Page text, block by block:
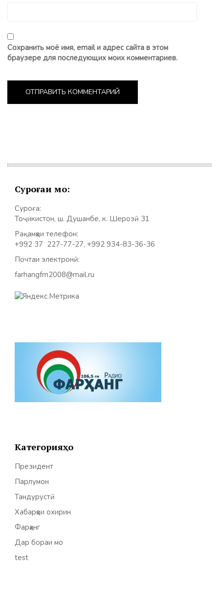
Сохранить моё имя, email и адрес сайта в этом
браузере для последующих моих комментариев.
Суроғаи мо:
Суроға:
Тоҷикистон, ш. Душанбе, к. Шерозӣ 31
Рақамҳои телефон:
+992 37 227-77-27, +992 934-83-36-36
Почтаи электронӣ:
farhangfm2008@mail.ru
Категорияҳо
Президент
Парлумон
Тандурустӣ
Хабарҳои охирин
Фарҳанг
Дар бораи мо
test